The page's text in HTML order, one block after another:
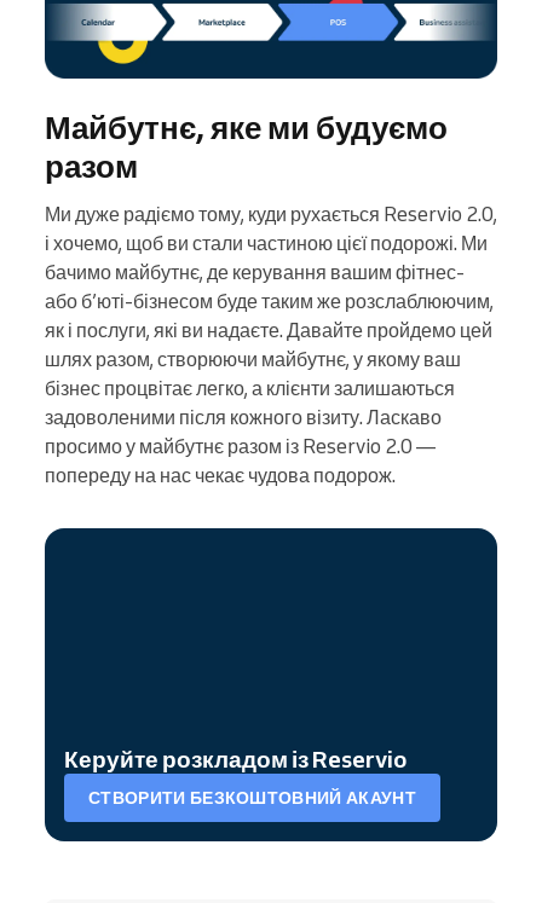
Майбутнє, яке ми будуємо
разом
Ми дуже радіємо тому, куди рухається Reservio 2.0,
і хочемо, щоб ви стали частиною цієї подорожі. Ми
бачимо майбутнє, де керування вашим фітнес-
або б’юті-бізнесом буде таким же розслаблюючим,
як і послуги, які ви надаєте. Давайте пройдемо цей
шлях разом, створюючи майбутнє, у якому ваш
бізнес процвітає легко, а клієнти залишаються
задоволеними після кожного візиту. Ласкаво
просимо у майбутнє разом із Reservio 2.0 —
попереду на нас чекає чудова подорож.
Керуйте розкладом із Reservio
СТВОРИТИ БЕЗКОШТОВНИЙ АКАУНТ